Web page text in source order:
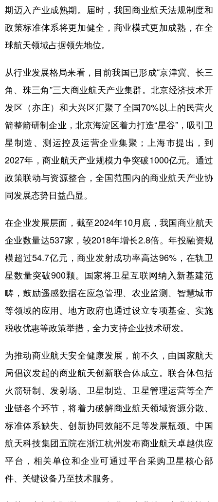
期迈入产业成熟期。届时，我国商业航天法规制度和
政策标准体系将更加健全，商业模式更加成熟，在全
球航天领域占据领先地位。
从行业发展格局来看，目前我国已形成“京津冀、长三
角、珠三角”三大商业航天产业集群。北京经济技术开
发区（亦庄）和大兴区汇聚了全国70%以上的民营火
箭整箭研制企业，北京海淀区着力打造“星谷”，吸引卫
星制造、测运控及运营企业集聚；上海市提出，到
2027年，商业航天产业规模力争突破1000亿元。通过
政策联动与资源整合，全国范围内的商业航天产业协
同发展态势日益凸显。
在企业发展层面，截至2024年10月底，我国商业航天
企业数量达537家，较2018年增长2.8倍。年投融资规
模超过54.7亿元，商业发射成功率高达96%，在轨卫
星数量突破900颗。国家将卫星互联网纳入新基建范
畴，鼓励遥感数据在应急管理、农业监测、智慧城市
等领域的应用。地方政府也通过设立专项基金、实施
税收优惠等政策举措，全力支持企业技术研发。
为推动商业航天安全健康发展，前不久，由国家航天
局倡议发起的商业航天创新联合体成立。联合体包括
火箭研制、发射场、卫星制造、卫星管理运营等全产
业链各个环节，将着力破解商业航天领域资源分散、
标准体系缺失、创新协同效能不足等发展瓶颈。中国
航天科技集团五院在浙江杭州发布商业航天卓越供应
平台，相关单位和企业可通过平台采购卫星核心部
件、关键设备乃至技术服务。